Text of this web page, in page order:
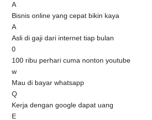
A
Bisnis online yang cepat bikin kaya
A
Asli di gaji dari internet tiap bulan
0
100 ribu perhari cuma nonton youtube
w
Mau di bayar whatsapp
Q
Kerja dengan google dapat uang
E